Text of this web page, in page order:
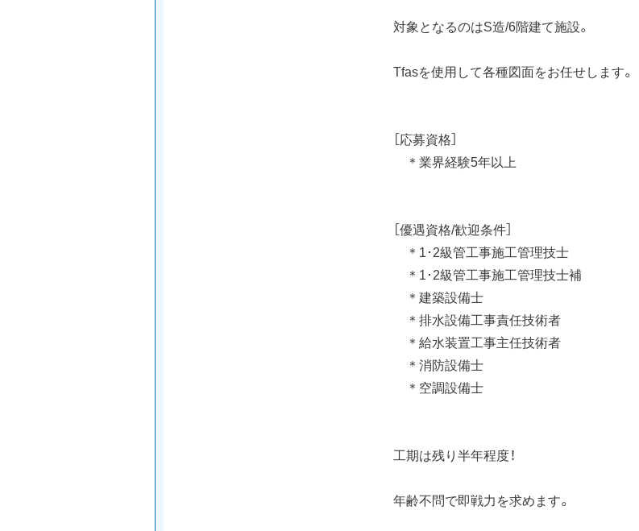
対象となるのはS造/6階建て施設。
Tfasを使用して各種図面をお任せします。
［応募資格］
＊業界経験5年以上
［優遇資格/歓迎条件］
＊1･2級管工事施工管理技士
＊1･2級管工事施工管理技士補
＊建築設備士
＊排水設備工事責任技術者
＊給水装置工事主任技術者
＊消防設備士
＊空調設備士
工期は残り半年程度！
年齢不問で即戦力を求めます。